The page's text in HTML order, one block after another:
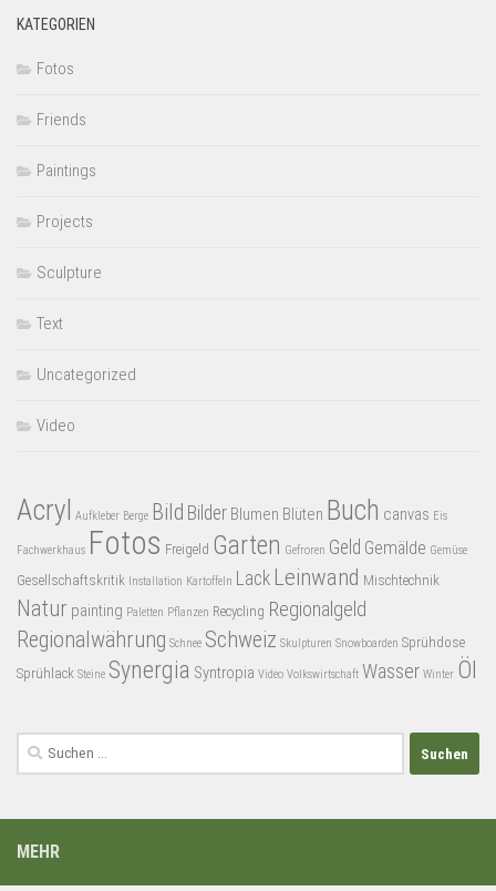
KATEGORIEN
Fotos
Friends
Paintings
Projects
Sculpture
Text
Uncategorized
Video
Acryl Aufkleber Berge Bild Bilder Blumen Blüten Buch canvas Eis
Fachwerkhaus Fotos Freigeld Garten Gefroren Geld Gemälde Gemüse
Gesellschaftskritik Installation Kartoffeln Lack Leinwand Mischtechnik
Natur painting Paletten Pflanzen Recycling Regionalgeld
Regionalwährung Schnee Schweiz Skulpturen Snowboarden Sprühdose
Sprühlack Steine Synergia Syntropia Video Volkswirtschaft Wasser Winter Öl
Suchen
nach:
MEHR